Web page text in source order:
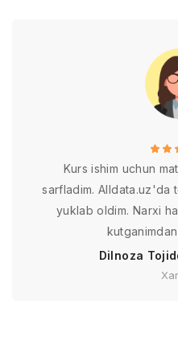
Kurs ishim uchun
sarfladim. Alldata.uz'da
yuklab oldim. Narxi
Dilnoza